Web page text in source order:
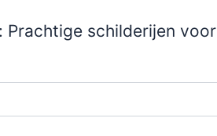
Prachtige schilderijen voor